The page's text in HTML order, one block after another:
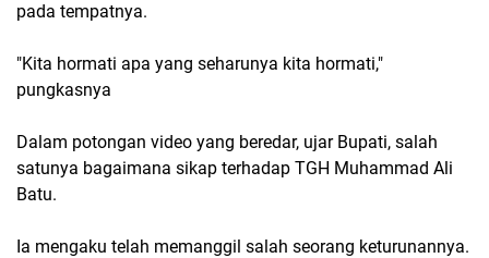
pada tempatnya.
"Kita hormati apa yang seharunya kita hormati,"
pungkasnya
Dalam potongan video yang beredar, ujar Bupati, salah
satunya bagaimana sikap terhadap TGH Muhammad Ali
Batu.
Ia mengaku telah memanggil salah seorang keturunannya.